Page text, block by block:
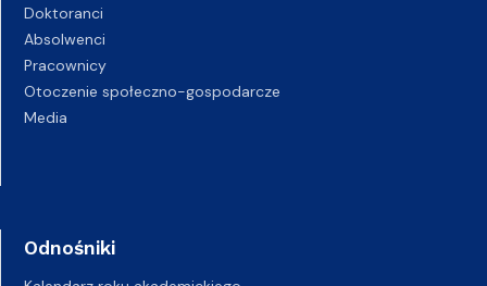
Doktoranci
Absolwenci
Pracownicy
Otoczenie społeczno-gospodarcze
Media
Odnośniki